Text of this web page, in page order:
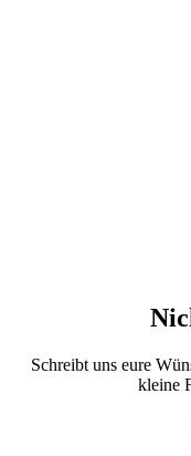
Schreibt uns eure
kleine